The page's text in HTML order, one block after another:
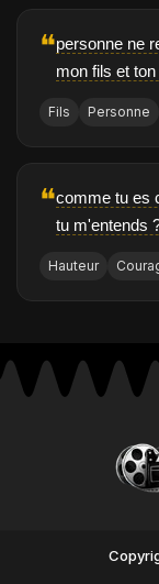
❝personne ne
mon fils et
Fils Personne
❝comme tu es
tu m'entends
Hauteur